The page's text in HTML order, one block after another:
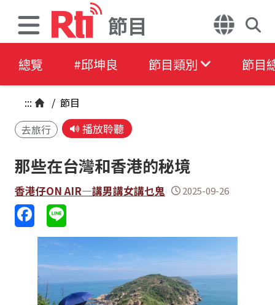
節目
總覽 #邱坤良 節目類別 節目
::: / 節目
去旅行
播放聆聽
那些在台灣和香港的秘境
香港仔ON AIR—講男講女講乜鬼 2025-09-26